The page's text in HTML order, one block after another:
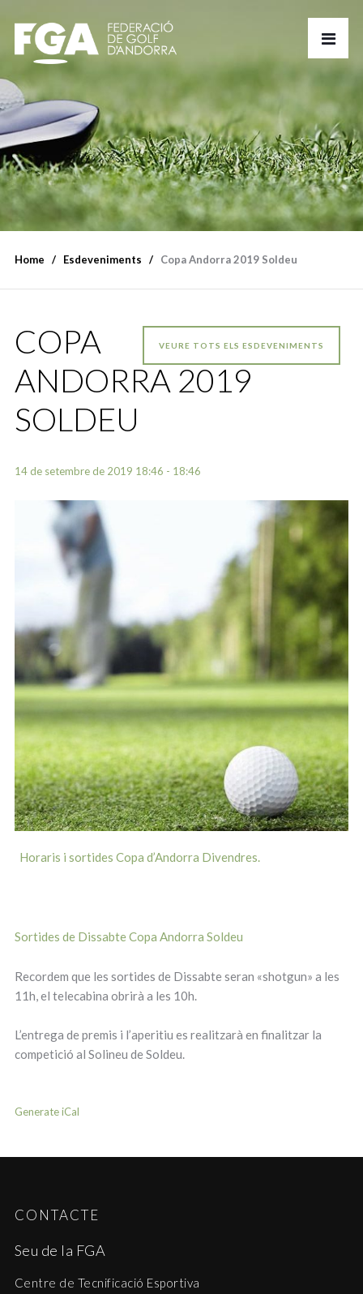
Home Esdeveniments Copa Andorra 2019 Soldeu
VEURE TOTS ELS ESDEVENIMENTS
COPA
ANDORRA 2019
SOLDEU
14 de setembre de 2019 18:46 - 18:46
Horaris i sortides Copa d’Andorra Divendres.
Sortides de Dissabte Copa Andorra Soldeu
Recordem que les sortides de Dissabte seran «shotgun» a les
11h, el telecabina obrirà a les 10h.
L’entrega de premis i l’aperitiu es realitzarà en finalitzar la
competició al Solineu de Soldeu.
Generate iCal
CONTACTE
Seu de la FGA
Centre de Tecnificació Esportiva